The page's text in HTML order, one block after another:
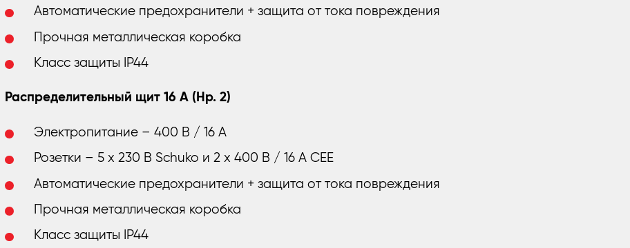
Автоматические предохранители + защита от тока повреждения
Прочная металлическая коробка
Класс защиты IP44
Распределительный щит 16 A (Нр. 2)
Электропитание – 400 В / 16 А
Розетки – 5 x 230 В Schuko и 2 x 400 В / 16 А CEE
Автоматические предохранители + защита от тока повреждения
Прочная металлическая коробка
Класс защиты IP44